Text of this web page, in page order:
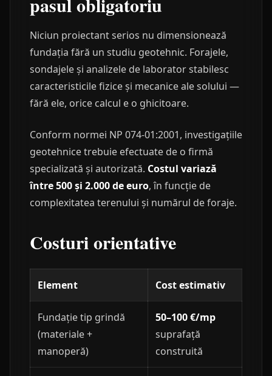
Niciun proiectant serios nu dimensionează
fundația fără un studiu geotehnic. Forajele,
sondajele și analizele de laborator stabilesc
caracteristicile fizice și mecanice ale solului —
fără ele, orice calcul e o ghicitoare.
Conform normei NP 074-01:2001, investigațiile
geotehnice trebuie efectuate de o firmă
specializată și autorizată. Costul variază
între 500 și 2.000 de euro, în funcție de
complexitatea terenului și numărul de foraje.
Costuri orientative
Element Cost estimativ
Fundație tip grindă
(materiale +
manoperă)
50–100 €/mp
suprafață
construită